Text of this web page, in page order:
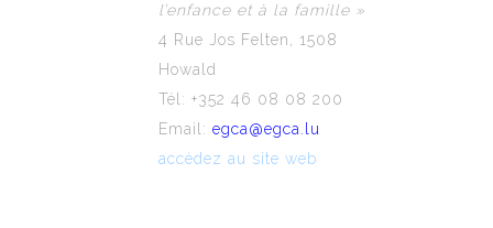
l’enfance et à la famille »
4 Rue Jos Felten, 1508
Howald
Tél: +352 46 08 08 200
Email: egca@egca.lu
accédez au site web